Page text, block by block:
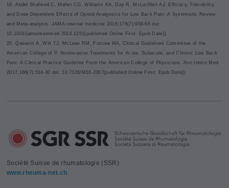
19. Abdel Shaheed C, Maher CG, Williams KA, Day R, McLachlan AJ. Efficacy, Tolerability,
and Dose-Dependent Effects of Opioid Analgesics for Low Back Pain: A Systematic Review
and Meta-analysis. JAMA internal medicine 2016;176(7):958-68 doi:
10.1001/jamainternmed.2016.1251[published Online First: Epub Date]|.
20. Qaseem A, Wilt TJ, McLean RM, Forciea MA, Clinical Guidelines Committee of the
American College of P. Noninvasive Treatments for Acute, Subacute, and Chronic Low Back
Pain: A Clinical Practice Guideline From the American College of Physicians. Ann Intern Med
2017;166(7):514-30 doi: 10.7326/M16-2367[published Online First: Epub Date]|.
Société Suisse de rhumatologie (SSR)
www.rheuma-net.ch